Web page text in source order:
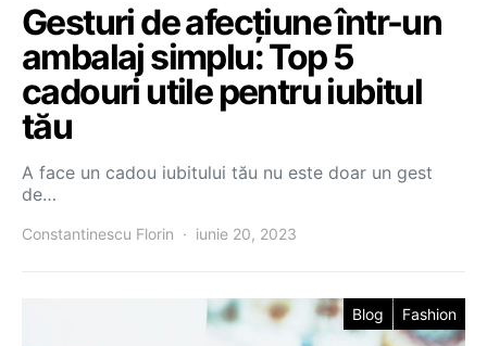
Gesturi de afecțiune într-un
ambalaj simplu: Top 5
cadouri utile pentru iubitul
tău
A face un cadou iubitului tău nu este doar un gest
de…
Constantinescu Florin iunie 20, 2023
Blog Fashion